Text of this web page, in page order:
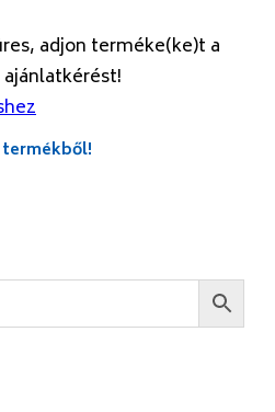
adjon terméke(ke)t a